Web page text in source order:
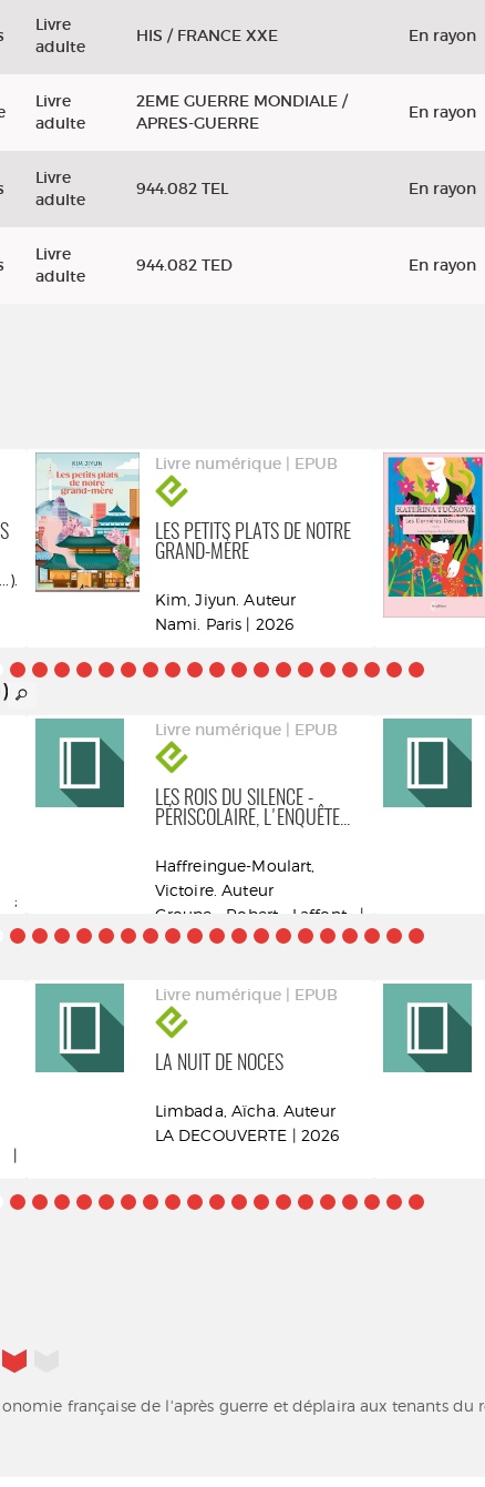
Livre
adulte
HIS / FRANCE XXE En rayon
Livre
adulte
2EME GUERRE MONDIALE /
APRES-GUERRE
En rayon
Livre
adulte
944.082 TEL En rayon
Livre
adulte
944.082 TED En rayon
Livre numérique | EPUB
LES PETITS PLATS DE NOTRE
GRAND-MÈRE
Kim, Jiyun. Auteur
Nami. Paris | 2026
;
Livre numérique | EPUB
LES ROIS DU SILENCE -
PÉRISCOLAIRE, L'ENQUÊTE...
Haffreingue-Moulart,
Victoire. Auteur
Groupe Robert Laffont |
2026
|
Livre numérique | EPUB
LA NUIT DE NOCES
Limbada, Aïcha. Auteur
LA DECOUVERTE | 2026
française de l'après guerre et déplaira aux tenants du